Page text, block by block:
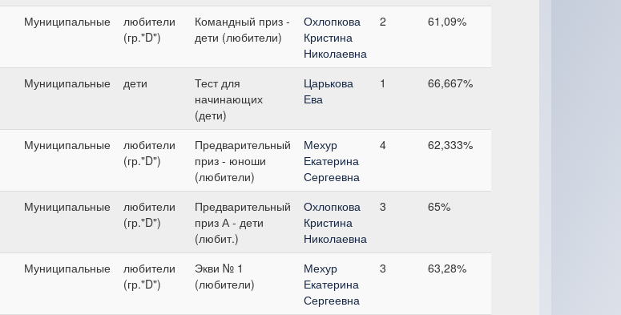
Муниципальные
любители
(гр."D")
Командный приз -
дети (любители)
Охлопкова
Кристина
Николаевна
2 61,09%
Муниципальные дети
Тест для
начинающих
(дети)
Царькова
Ева
1 66,667%
Муниципальные
любители
(гр."D")
Предварительный
приз - юноши
(любители)
Мехур
Екатерина
Сергеевна
4 62,333%
Муниципальные
любители
(гр."D")
Предварительный
приз А - дети
(любит.)
Охлопкова
Кристина
Николаевна
3 65%
Муниципальные
любители
(гр."D")
Экви № 1
(любители)
Мехур
Екатерина
Сергеевна
3 63,28%